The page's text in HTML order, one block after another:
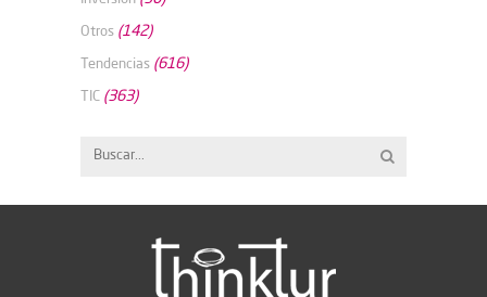
Otros (142)
Tendencias (616)
TIC (363)